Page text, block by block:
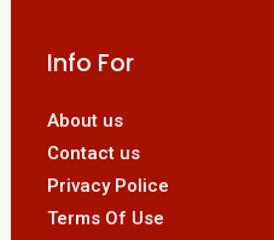
Info For
About us
Contact us
Privacy Police
Terms Of Use